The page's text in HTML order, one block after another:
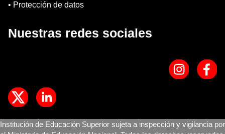
• Protección de datos
Nuestras redes sociales
Institución de Educación Superior sujeta a inspección y vigilancia por